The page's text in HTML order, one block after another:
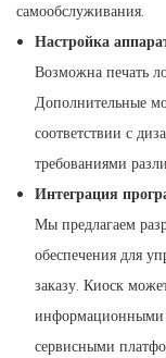
самообслуживания.
Настройка
Возможна печать
Дополнительные
соответствии с
требованиями
Интеграция
Мы предлагаем
обеспечения для
заказу. Киоск
информационными
сервисными